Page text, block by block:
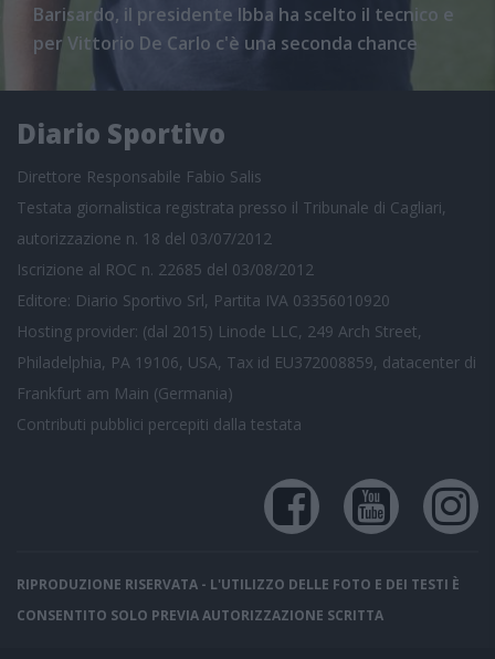
Barisardo, il presidente Ibba ha scelto il tecnico e
per Vittorio De Carlo c'è una seconda chance
Diario Sportivo
Direttore Responsabile Fabio Salis
Testata giornalistica registrata presso il Tribunale di Cagliari,
autorizzazione n. 18 del 03/07/2012
Iscrizione al ROC n. 22685 del 03/08/2012
Editore: Diario Sportivo Srl, Partita IVA 03356010920
Hosting provider: (dal 2015) Linode LLC, 249 Arch Street,
Philadelphia, PA 19106, USA, Tax id EU372008859, datacenter di
Frankfurt am Main (Germania)
Contributi pubblici percepiti dalla testata
RIPRODUZIONE RISERVATA - L'UTILIZZO DELLE FOTO E DEI TESTI È
CONSENTITO SOLO PREVIA AUTORIZZAZIONE SCRITTA